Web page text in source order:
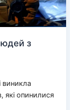
з
виникла
які опинилися